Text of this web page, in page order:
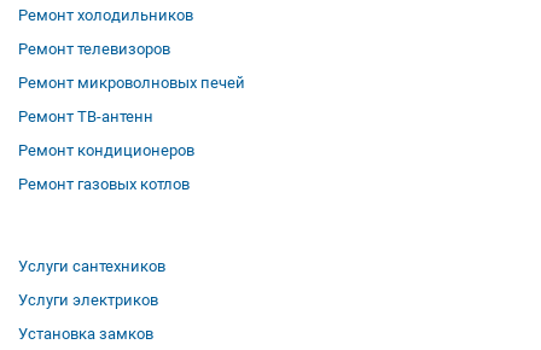
Ремонт холодильников
Ремонт телевизоров
Ремонт микроволновых печей
Ремонт ТВ-антенн
Ремонт кондиционеров
Ремонт газовых котлов
Услуги сантехников
Услуги электриков
Установка замков